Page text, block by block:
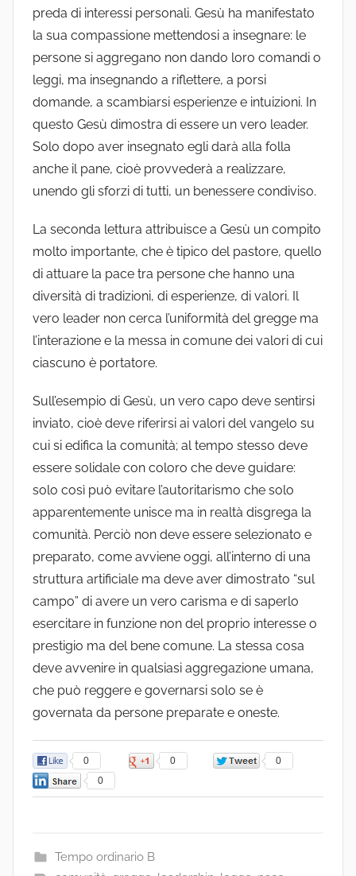
preda di interessi personali. Gesù ha manifestato
la sua compassione mettendosi a insegnare: le
persone si aggregano non dando loro comandi o
leggi, ma insegnando a riflettere, a porsi
domande, a scambiarsi esperienze e intuizioni. In
questo Gesù dimostra di essere un vero leader.
Solo dopo aver insegnato egli darà alla folla
anche il pane, cioè provvederà a realizzare,
unendo gli sforzi di tutti, un benessere condiviso.
La seconda lettura attribuisce a Gesù un compito
molto importante, che è tipico del pastore, quello
di attuare la pace tra persone che hanno una
diversità di tradizioni, di esperienze, di valori. Il
vero leader non cerca l’uniformità del gregge ma
l’interazione e la messa in comune dei valori di cui
ciascuno è portatore.
Sull’esempio di Gesù, un vero capo deve sentirsi
inviato, cioè deve riferirsi ai valori del vangelo su
cui si edifica la comunità; al tempo stesso deve
essere solidale con coloro che deve guidare:
solo così può evitare l’autoritarismo che solo
apparentemente unisce ma in realtà disgrega la
comunità. Perciò non deve essere selezionato e
preparato, come avviene oggi, all’interno di una
struttura artificiale ma deve aver dimostrato “sul
campo” di avere un vero carisma e di saperlo
esercitare in funzione non del proprio interesse o
prestigio ma del bene comune. La stessa cosa
deve avvenire in qualsiasi aggregazione umana,
che può reggere e governarsi solo se è
governata da persone preparate e oneste.
0 0
0
0
Tempo ordinario B